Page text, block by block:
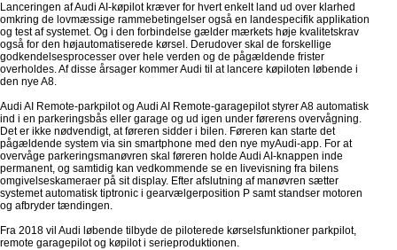
Lanceringen af Audi AI-køpilot kræver for hvert enkelt land ud over klarhed
omkring de lovmæssige rammebetingelser også en landespecifik applikation
og test af systemet. Og i den forbindelse gælder mærkets høje kvalitetskrav
også for den højautomatiserede kørsel. Derudover skal de forskellige
godkendelsesprocesser over hele verden og de pågældende frister
overholdes. Af disse årsager kommer Audi til at lancere køpiloten løbende i
den nye A8.
Audi AI Remote-parkpilot og Audi AI Remote-garagepilot styrer A8 automatisk
ind i en parkeringsbås eller garage og ud igen under førerens overvågning.
Det er ikke nødvendigt, at føreren sidder i bilen. Føreren kan starte det
pågældende system via sin smartphone med den nye myAudi-app. For at
overvåge parkeringsmanøvren skal føreren holde Audi AI-knappen inde
permanent, og samtidig kan vedkommende se en livevisning fra bilens
omgivelseskameraer på sit display. Efter afslutning af manøvren sætter
systemet automatisk tiptronic i gearvælgerposition P samt standser motoren
og afbryder tændingen.
Fra 2018 vil Audi løbende tilbyde de piloterede kørselsfunktioner parkpilot,
remote garagepilot og køpilot i serieproduktionen.